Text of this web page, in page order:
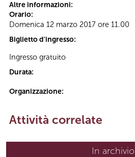
Altre informazioni:
Orario:
Domenica 12 marzo 2017 ore 11.00
Biglietto d'ingresso:
Ingresso gratuito
Durata:
Organizzazione:
Attività correlate
In archivio